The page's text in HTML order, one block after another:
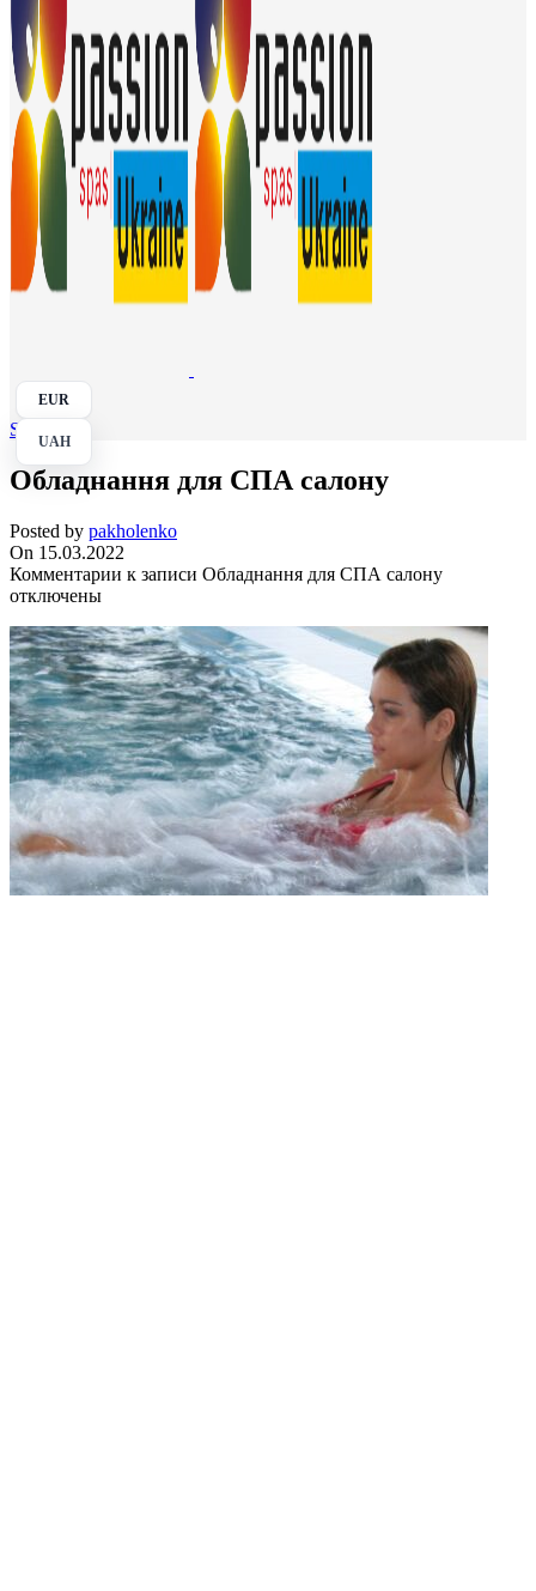
EUR
UAH
Search
Обладнання для СПА салону
Posted by pakholenko
On 15.03.2022
Комментарии к записи Обладнання для СПА салону
отключены